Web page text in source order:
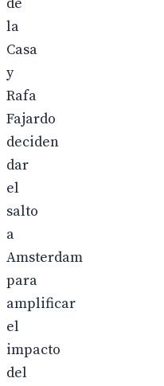
la
Casa
y
Rafa
Fajardo
deciden
dar
el
salto
a
Amsterdam
para
amplificar
el
impacto
del